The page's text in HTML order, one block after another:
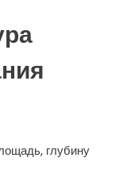
глубину